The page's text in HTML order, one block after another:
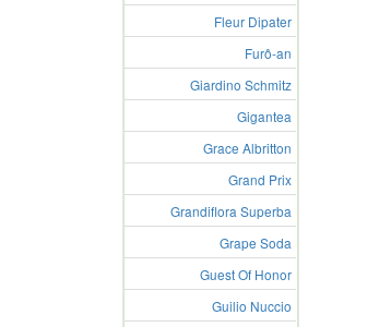
Fleur Dipater
Furô-an
Giardino Schmitz
Gigantea
Grace Albritton
Grand Prix
Grandiflora Superba
Grape Soda
Guest Of Honor
Guilio Nuccio